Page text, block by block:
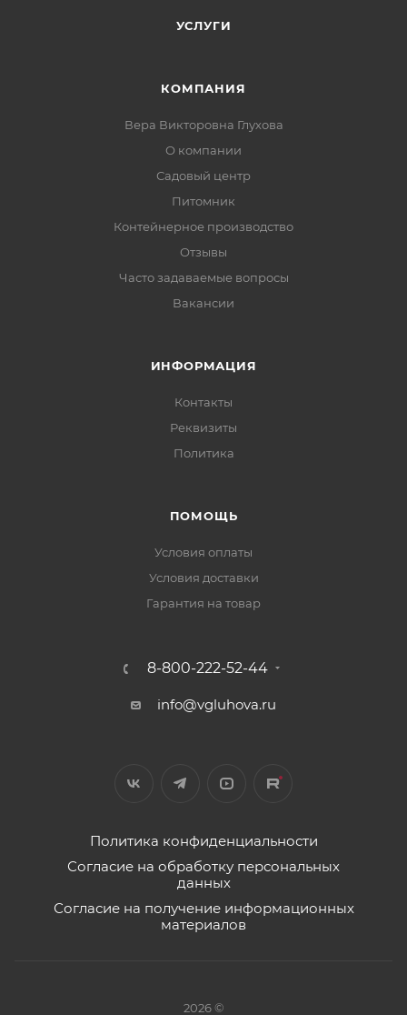
УСЛУГИ
КОМПАНИЯ
Вера Викторовна Глухова
О компании
Садовый центр
Питомник
Контейнерное производство
Отзывы
Часто задаваемые вопросы
Вакансии
ИНФОРМАЦИЯ
Контакты
Реквизиты
Политика
ПОМОЩЬ
Условия оплаты
Условия доставки
Гарантия на товар
8-800-222-52-44
info@vgluhova.ru
Политика конфиденциальности
Согласие на обработку персональных
данных
Согласие на получение информационных
материалов
2026 ©